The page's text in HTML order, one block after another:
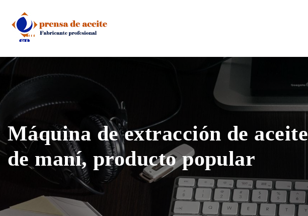
content
Máquina de extracción de aceite
de maní, producto popular